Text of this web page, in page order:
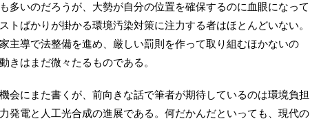
多いのだろうが、大勢が自分の位置を確保するのに血眼になって
トばかりが掛かる環境汚染対策に注力する者はほとんどいない。
主導で法整備を進め、厳しい罰則を作って取り組むほかないの
きはまだ微々たるものである。
会にまた書くが、前向きな話で筆者が期待しているのは環境負担
発電と人工光合成の進展である。何だかんだといっても、現代の